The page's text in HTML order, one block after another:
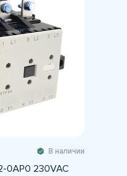
В наличии
0AP0 230VAC